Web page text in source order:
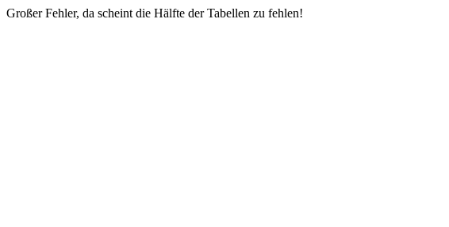
Großer Fehler, da scheint die Hälfte der Tabellen zu fehlen!